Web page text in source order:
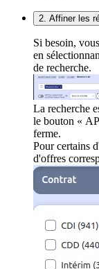
2. Affiner les
Si besoin,
en
de recherche.
La recherche
le bouton «
ferme.
Pour certains
d'offres